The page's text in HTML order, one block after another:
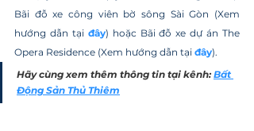
Bãi đỗ xe công viên bờ sông Sài Gòn (Xem
hướng dẫn tại đây) hoặc Bãi đỗ xe dự án The
Opera Residence (Xem hướng dẫn tại đây).
Hãy cùng xem thêm thông tin tại kênh: Bất
Động Sản Thủ Thiêm